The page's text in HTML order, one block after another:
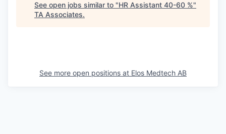
See open jobs similar to "HR Assistant 40-60 %"
TA Associates.
See more open positions at Elos Medtech AB